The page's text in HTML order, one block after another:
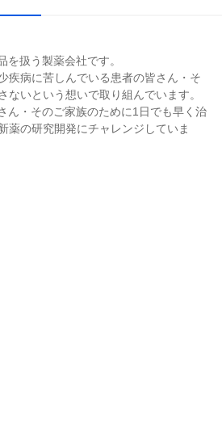
を扱う製薬会社です。
疾病に苦しんでいる患者の皆さん・そ
ないという想いで取り組んでいます。
ん・そのご家族のために1日でも早く治
薬の研究開発にチャレンジしていま